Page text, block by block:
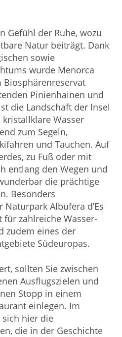
Gefühl der Ruhe, wozu
Natur beiträgt. Dank
sowie
wurde Menorca
Biosphärenreservat
Pinienhainen und
die Landschaft der Insel
Wasser
zum Segeln,
und Tauchen. Auf
zu Fuß oder mit
entlang den Wegen und
die prächtige
Besonders
Albufera d’Es
zahlreiche Wasser-
zudem eines der
Südeuropas.
sollten Sie zwischen
Ausflugszielen und
Stopp in einem
einlegen. Im
hier die
die in der Geschichte